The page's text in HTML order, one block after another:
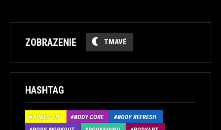
ZOBRAZENIE TMAVÉ
HASHTAG
APRÉS-FIT BODY CORE
BODY REFRESH